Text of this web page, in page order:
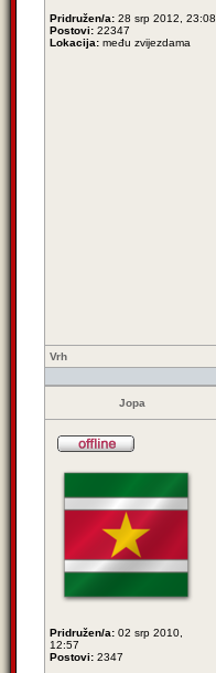
Pridružen/a: 28 srp 2012, 23:08
Postovi: 22347
Lokacija: među zvijezdama
Vrh
Jopa
Pridružen/a: 02 srp 2010,
12:57
Postovi: 2347